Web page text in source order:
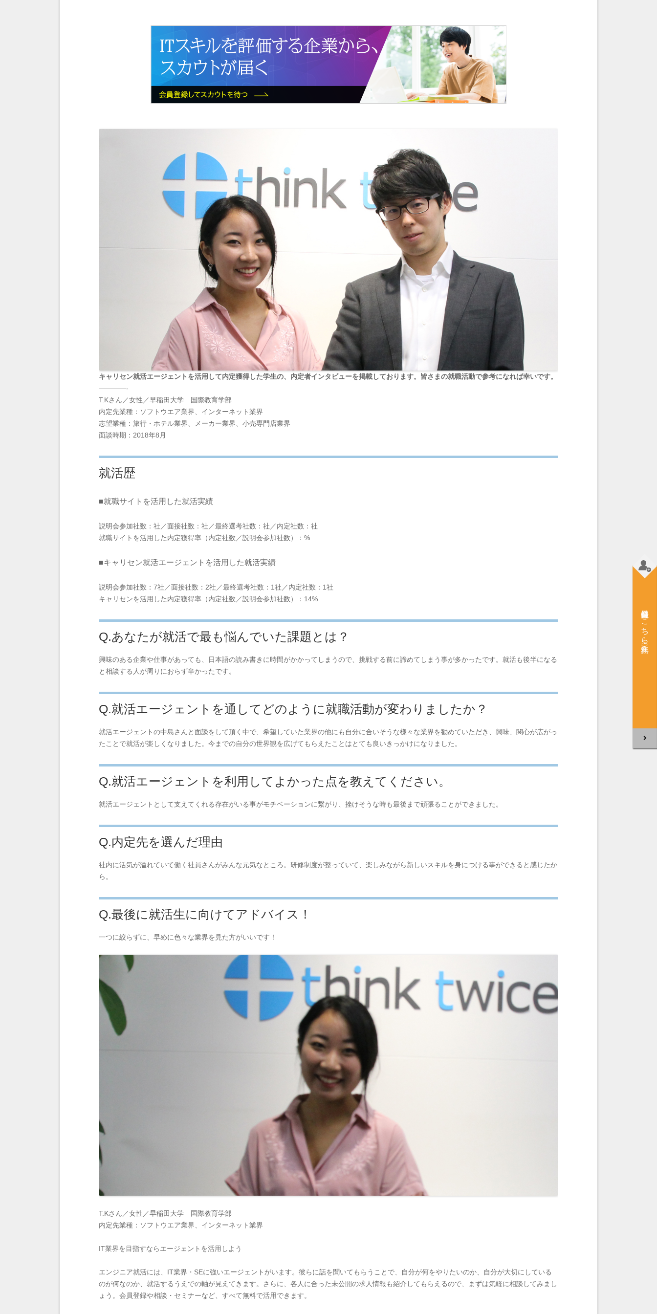
キャリセン就活エージェントを活用して内定獲得した学生の、内定者インタビューを掲載しております。皆さまの就職活動で参考になれば幸いです。
————-
T.Kさん／女性／早稲田大学 国際教育学部
内定先業種：ソフトウエア業界、インターネット業界
志望業種：旅行・ホテル業界、メーカー業界、小売専門店業界
面談時期：2018年8月
就活歴
■就職サイトを活用した就活実績
説明会参加社数：社／面接社数：社／最終選考社数：社／内定社数：社
就職サイトを活用した内定獲得率（内定社数／説明会参加社数）：%
■キャリセン就活エージェントを活用した就活実績
説明会参加社数：7社／面接社数：2社／最終選考社数：1社／内定社数：1社
キャリセンを活用した内定獲得率（内定社数／説明会参加社数）：14%
Q.あなたが就活で最も悩んでいた課題とは？
興味のある企業や仕事があっても、日本語の読み書きに時間がかかってしまうので、挑戦する前に諦めてしまう事が多かったです。就活も後半になる
と相談する人が周りにおらず辛かったです。
Q.就活エージェントを通してどのように就職活動が変わりましたか？
就活エージェントの中島さんと面談をして頂く中で、希望していた業界の他にも自分に合いそうな様々な業界を勧めていただき、興味、関心が広がっ
たことで就活が楽しくなりました。今までの自分の世界観を広げてもらえたことはとても良いきっかけになりました。
Q.就活エージェントを利用してよかった点を教えてください。
就活エージェントとして支えてくれる存在がいる事がモチベーションに繋がり、挫けそうな時も最後まで頑張ることができました。
Q.内定先を選んだ理由
社内に活気が溢れていて働く社員さんがみんな元気なところ。研修制度が整っていて、楽しみながら新しいスキルを身につける事ができると感じたか
ら。
Q.最後に就活生に向けてアドバイス！
一つに絞らずに、早めに色々な業界を見た方がいいです！
T.Kさん／女性／早稲田大学 国際教育学部
内定先業種：ソフトウエア業界、インターネット業界
IT業界を目指すならエージェントを活用しよう
エンジニア就活には、IT業界・SEに強いエージェントがいます。彼らに話を聞いてもらうことで、自分が何をやりたいのか、自分が大切にしている
のが何なのか、就活するうえでの軸が見えてきます。さらに、各人に合った未公開の求人情報も紹介してもらえるので、まずは気軽に相談してみまし
ょう。会員登録や相談・セミナーなど、すべて無料で活用できます。
会員登録はこちら（無料）